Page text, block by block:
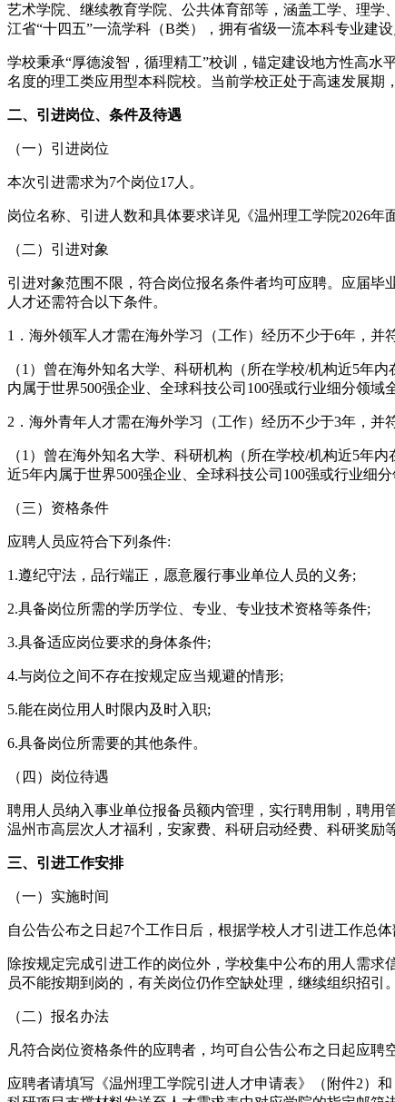
艺术学院、继续教育学院、公共体育部等，涵盖工学、理
江省“十四五”一流学科（B类），拥有省级一流本科专业建
学校秉承“厚德浚智，循理精工”校训，锚定建设地方性高水
名度的理工类应用型本科院校。当前学校正处于高速发展期
二、引进岗位、条件及待遇
（一）引进岗位
本次引进需求为7个岗位17人。
岗位名称、引进人数和具体要求详见《温州理工学院2026年
（二）引进对象
引进对象范围不限，符合岗位报名条件者均可应聘。应届
人才还需符合以下条件。
1．海外领军人才需在海外学习（工作）经历不少于6年，并
（1）曾在海外知名大学、科研机构（所在学校/机构近5年
内属于世界500强企业、全球科技公司100强或行业细分领
2．海外青年人才需在海外学习（工作）经历不少于3年，并
（1）曾在海外知名大学、科研机构（所在学校/机构近5年
近5年内属于世界500强企业、全球科技公司100强或行业细
（三）资格条件
应聘人员应符合下列条件:
1.遵纪守法，品行端正，愿意履行事业单位人员的义务;
2.具备岗位所需的学历学位、专业、专业技术资格等条件;
3.具备适应岗位要求的身体条件;
4.与岗位之间不存在按规定应当规避的情形;
5.能在岗位用人时限内及时入职;
6.具备岗位所需要的其他条件。
（四）岗位待遇
聘用人员纳入事业单位报备员额内管理，实行聘用制，聘
温州市高层次人才福利，安家费、科研启动经费、科研奖励
三、引进工作安排
（一）实施时间
自公告公布之日起7个工作日后，根据学校人才引进工作总
除按规定完成引进工作的岗位外，学校集中公布的用人需求
员不能按期到岗的，有关岗位仍作空缺处理，继续组织招引。
（二）报名办法
凡符合岗位资格条件的应聘者，均可自公告公布之日起应聘
应聘者请填写《温州理工学院引进人才申请表》（附件2）